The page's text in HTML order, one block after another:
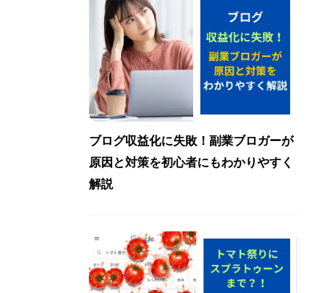
ブログ収益化に失敗！副業ブロガーが
原因と対策を初心者にもわかりやすく
解説